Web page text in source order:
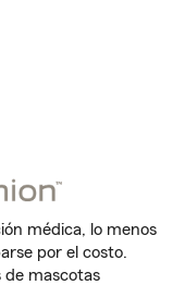
médica, lo menos
por el costo.
de mascotas